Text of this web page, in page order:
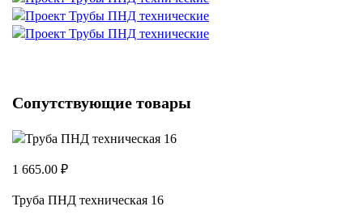
Сопутствующие товары
1 665.00 ₽
Труба ПНД техническая 16